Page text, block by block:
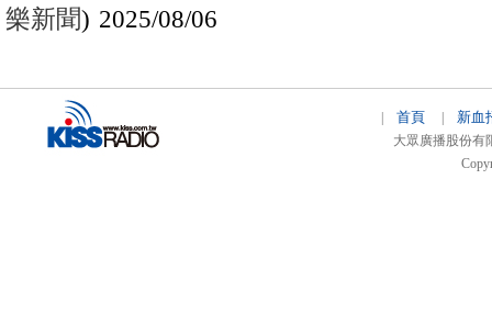
樂新聞) 2025/08/06
首頁 新血
大眾廣播股份有